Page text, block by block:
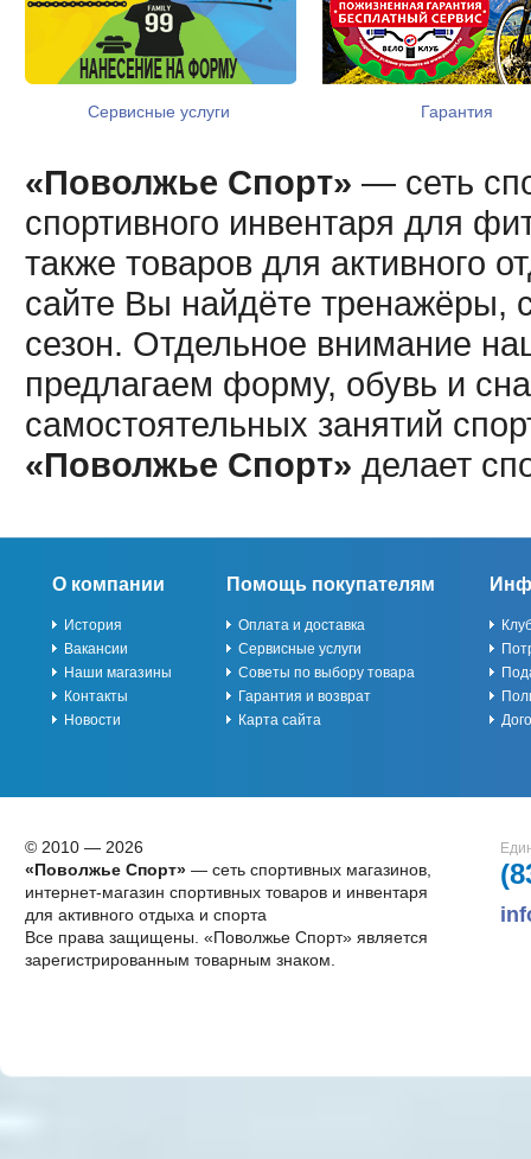
Сервисные услуги Гарантия
«Поволжье Спорт» — сеть
спортивного инвентаря для
также товаров для активного
сайте Вы найдёте тренажёры,
сезон. Отдельное внимание
предлагаем форму, обувь и
самостоятельных занятий
«Поволжье Спорт» делает
О компании
История
Вакансии
Наши магазины
Контакты
Новости
Помощь покупателям
Оплата и доставка
Сервисные услуги
Советы по выбору товара
Гарантия и возврат
Карта сайта
© 2010 — 2026
«Поволжье Спорт»— сеть спортивных магазинов,
интернет-магазин спортивных товаров и инвентаря
для активного отдыха и спорта
Все права защищены. «Поволжье Спорт» является
зарегистрированным товарным знаком.